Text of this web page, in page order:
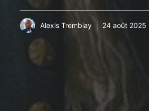
Alexis Tremblay 24 août 2025